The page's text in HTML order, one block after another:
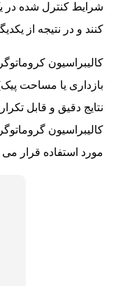
شرایط کنترل شده در
کنند و در نتیجه از
کالیبراسیون
بازداری یا مساحت
نتایج دقیق و قابل
کالیبراسیون
مورد استفاده قرار